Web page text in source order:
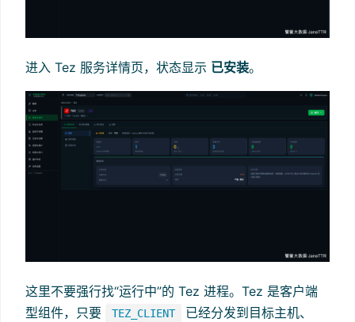
进入 Tez 服务详情页，状态显示 已安装。
这里不要强行找“运行中”的 Tez 进程。Tez 是客户端
型组件，只要
TEZ_CLIENT 已经分发到目标主机、